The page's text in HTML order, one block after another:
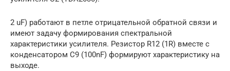
2 uF) работают в петле отрицательной обратной связи и
имеют задачу формирования спектральной
характеристики усилителя. Резистор R12 (1R) вместе с
конденсатором C9 (100nF) формируют характеристику на
выходе.